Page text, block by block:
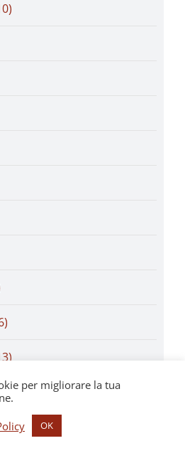
per migliorare la tua
OK